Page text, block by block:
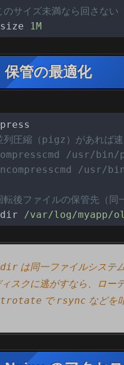
サイズ未満なら回さない
1M
保管の最適化
圧縮（pigz）があれば
/usr/bin/
/usr/
後ファイルの保管先（同
/var/log/myapp/
は同一ファイルシステ
ィスクに逃がすなら、ロー
で rsync などを